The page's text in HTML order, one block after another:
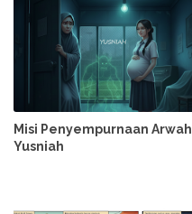
Misi Penyempurnaan Arwah
Yusniah